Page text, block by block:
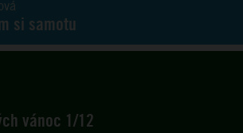
si samotu
vánoc 1/12